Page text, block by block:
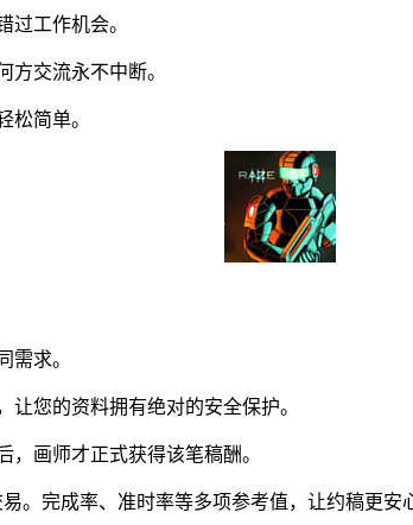
工作机会。
交流永不中断。
简单。
求。
您的资料拥有绝对的安全保护。
画师才正式获得该笔稿酬。
完成率、准时率等多项参考值，让约稿更安